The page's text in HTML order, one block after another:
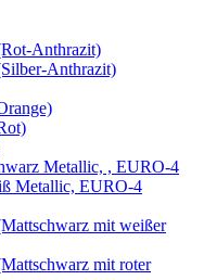
Anthrazit)
Anthrazit)
Metallic, , EURO-4
Metallic, EURO-4
mit weißer
mit roter